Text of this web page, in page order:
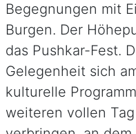
Begegnungen mit
Burgen. Der
das Pushkar-Fest.
Gelegenheit sich
kulturelle
weiteren vollen